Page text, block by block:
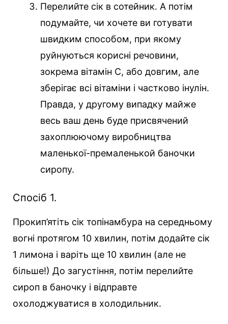
Перелийте сік в сотейник. А потім
подумайте, чи хочете ви готувати
швидким способом, при якому
руйнуються корисні речовини,
зокрема вітамін С, або довгим, але
зберігає всі вітаміни і частково інулін.
Правда, у другому випадку майже
весь ваш день буде присвячений
захоплюючому виробництва
маленької-премаленькой баночки
сиропу.
Спосіб 1.
Прокип’ятіть сік топінамбура на середньому
вогні протягом 10 хвилин, потім додайте сік
1 лимона і варіть ще 10 хвилин (але не
більше!) До загустіння, потім перелийте
сироп в баночку і відправте
охолоджуватися в холодильник.